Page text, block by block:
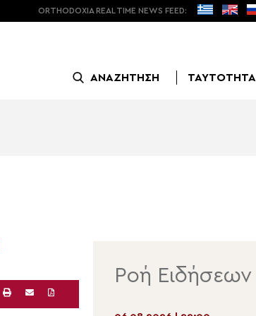
ORTHODOXIA REAL TIME NEWS FEED:
ΑΝΑΖΗΤΗΣΗ ΤΑΥΤΟΤΗΤΑ
Ροή Ειδήσεων